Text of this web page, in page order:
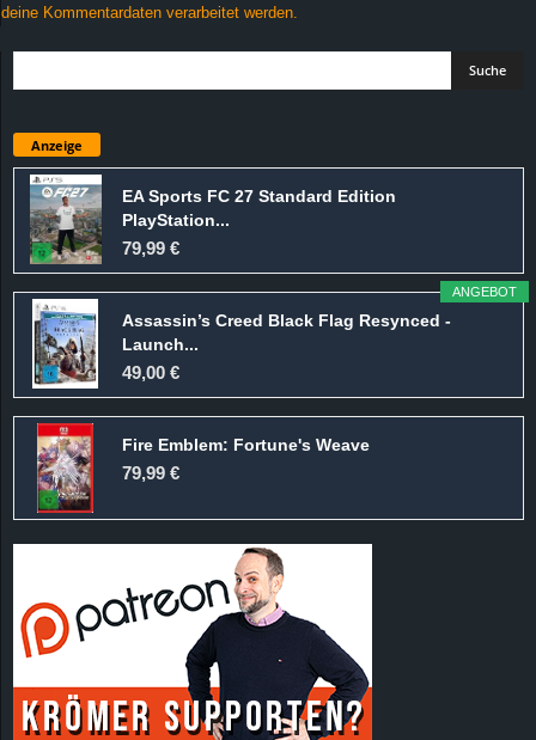
deine Kommentardaten verarbeitet werden.
Anzeige
EA Sports FC 27 Standard Edition
PlayStation...
79,99 €
ANGEBOT
Assassin’s Creed Black Flag Resynced -
Launch...
49,00 €
Fire Emblem: Fortune's Weave
79,99 €